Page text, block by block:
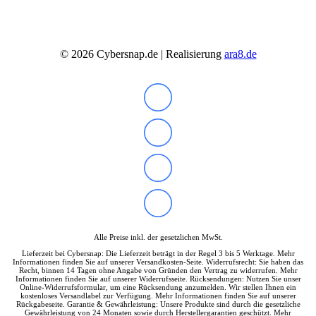
© 2026Cybersnap.de | Realisierung ara8.de
Alle Preise inkl. der gesetzlichen MwSt.
Lieferzeit bei Cybersnap: Die Lieferzeit beträgt in der Regel 3 bis 5 Werktage. Mehr
Informationen finden Sie auf unserer Versandkosten-Seite. Widerrufsrecht: Sie haben das
Recht, binnen 14 Tagen ohne Angabe von Gründen den Vertrag zu widerrufen. Mehr
Informationen finden Sie auf unserer Widerrufsseite. Rücksendungen: Nutzen Sie unser
Online-Widerrufsformular, um eine Rücksendung anzumelden. Wir stellen Ihnen ein
kostenloses Versandlabel zur Verfügung. Mehr Informationen finden Sie auf unserer
Rückgabeseite. Garantie & Gewährleistung: Unsere Produkte sind durch die gesetzliche
Gewährleistung von 24 Monaten sowie durch Herstellergarantien geschützt. Mehr